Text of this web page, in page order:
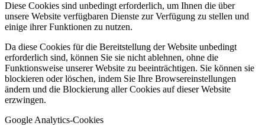
Diese Cookies sind unbedingt erforderlich, um Ihnen die über
unsere Website verfügbaren Dienste zur Verfügung zu stellen und
einige ihrer Funktionen zu nutzen.
Da diese Cookies für die Bereitstellung der Website unbedingt
erforderlich sind, können Sie sie nicht ablehnen, ohne die
Funktionsweise unserer Website zu beeinträchtigen. Sie können sie
blockieren oder löschen, indem Sie Ihre Browsereinstellungen
ändern und die Blockierung aller Cookies auf dieser Website
erzwingen.
Google Analytics-Cookies